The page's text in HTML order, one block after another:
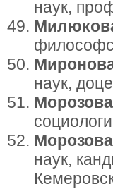
наук,
наук,
наук,